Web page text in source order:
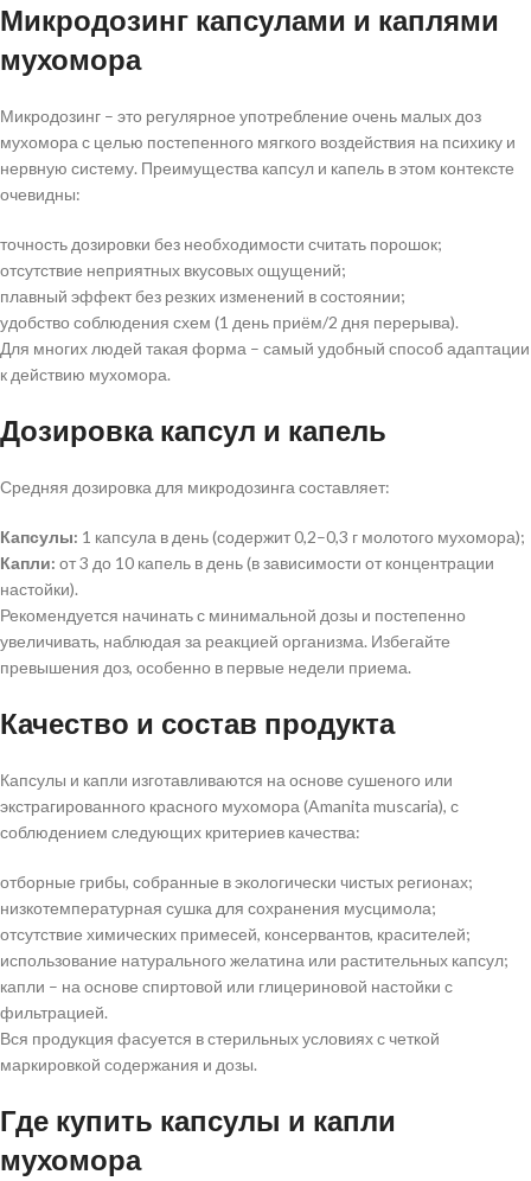
Микродозинг капсулами и каплями
мухомора
Микродозинг – это регулярное употребление очень малых доз
мухомора с целью постепенного мягкого воздействия на психику и
нервную систему. Преимущества капсул и капель в этом контексте
очевидны:
точность дозировки без необходимости считать порошок;
отсутствие неприятных вкусовых ощущений;
плавный эффект без резких изменений в состоянии;
удобство соблюдения схем (1 день приём/2 дня перерыва).
Для многих людей такая форма – самый удобный способ адаптации
к действию мухомора.
Дозировка капсул и капель
Средняя дозировка для микродозинга составляет:
Капсулы: 1 капсула в день (содержит 0,2–0,3 г молотого мухомора);
Капли: от 3 до 10 капель в день (в зависимости от концентрации
настойки).
Рекомендуется начинать с минимальной дозы и постепенно
увеличивать, наблюдая за реакцией организма. Избегайте
превышения доз, особенно в первые недели приема.
Качество и состав продукта
Капсулы и капли изготавливаются на основе сушеного или
экстрагированного красного мухомора (Amanita muscaria), с
соблюдением следующих критериев качества:
отборные грибы, собранные в экологически чистых регионах;
низкотемпературная сушка для сохранения мусцимола;
отсутствие химических примесей, консервантов, красителей;
использование натурального желатина или растительных капсул;
капли – на основе спиртовой или глицериновой настойки с
фильтрацией.
Вся продукция фасуется в стерильных условиях с четкой
маркировкой содержания и дозы.
Где купить капсулы и капли
мухомора